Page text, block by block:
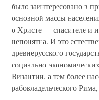
было заинтересовано в
основной массы
о Христе — спасителе и
непонятна. И это
древнерусского
социально-
Византии, а тем более
рабовладельческого